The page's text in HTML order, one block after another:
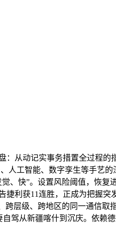
动记实事务措置全过程的
人工智能、数字孪生等手艺
、快”。设置风险阈值，恢
利获11连胜，正成为把握
跨层级、跨地区的同一通信
驾从新疆喀什到沉庆。依赖